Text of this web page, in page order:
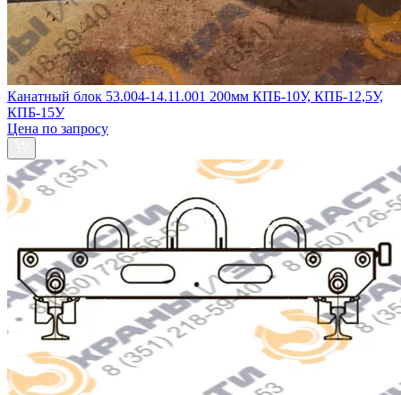
Канатный блок 53.004-14.11.001 200мм КПБ-10У, КПБ-12,5У,
КПБ-15У
Цена по запросу